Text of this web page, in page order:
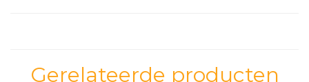
Gerelateerde producten